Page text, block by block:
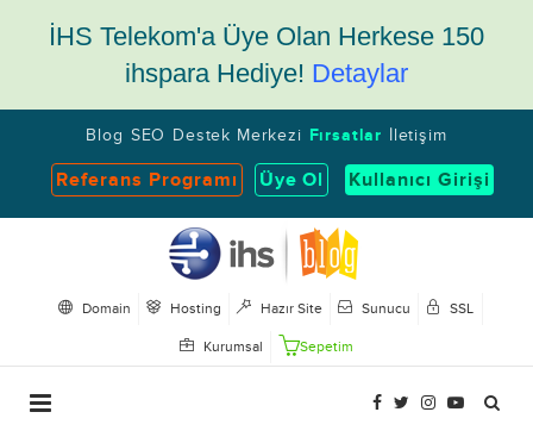
İHS Telekom'a Üye Olan Herkese 150
ihspara Hediye! Detaylar
Blog SEO Destek Merkezi Fırsatlar İletişim
Referans Programı Üye Ol Kullanıcı Girişi
Domain Hosting Hazır Site Sunucu SSL
Kurumsal Sepetim